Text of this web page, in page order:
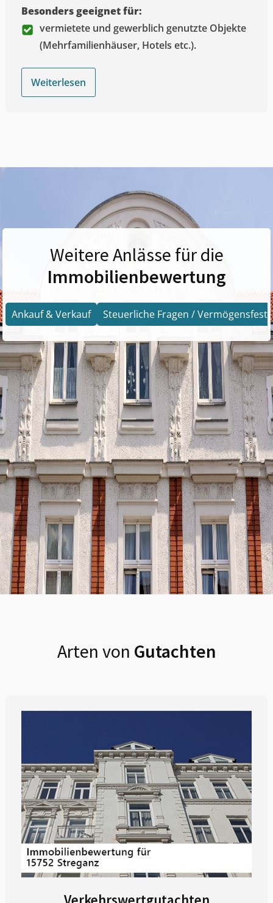
Besonders geeignet für:
vermietete und gewerblich genutzte Objekte
(Mehrfamilienhäuser, Hotels etc.).
Weiterlesen
Weitere Anlässe für die
Immobilienbewertung
Ankauf & Verkauf Steuerliche Fragen /
Arten von Gutachten